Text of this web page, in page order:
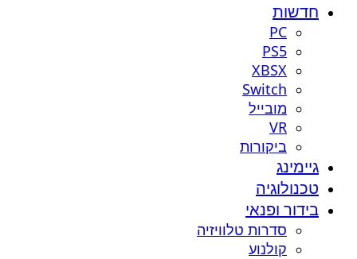
חדשות
PC
PS5
XBSX
Switch
מובייל
VR
ביקורות
גיימינג
טכנולוגיה
בידור ופנאי
סדרות טלוויזיה
קולנוע